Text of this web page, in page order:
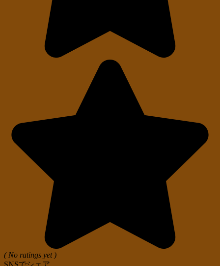
( No ratings yet )
SNSでシェア